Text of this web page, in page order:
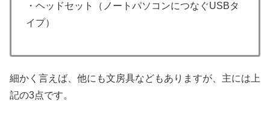
・ヘッドセット（ノートパソコンにつなぐUSBタ
イプ）
細かく言えば、他にも文房具などもありますが、主には上
記の3点です。